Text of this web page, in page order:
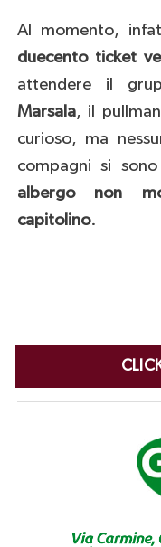
Al momento,
duecento ticket
attendere il
Marsala, il
curioso, ma
compagni si
albergo non
capitolino.